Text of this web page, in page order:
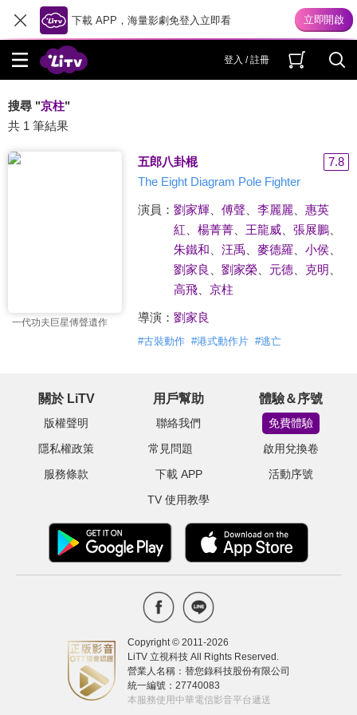
下載 APP，海量影劇免登入立即看
登入 / 註冊
搜尋 "京柱"
共 1 筆結果
一代功夫巨星傅聲遺作
五郎八卦棍
7.8
The Eight Diagram Pole Fighter
演員： 劉家輝、 傅聲、 李麗麗
惠英
紅
楊菁菁、 王龍威、 張展鵬、
朱鐵和
汪禹 麥德羅 小侯、
劉家良
劉家榮、 元德、 克明
高飛、 京柱
導演： 劉家良
#古裝動作 #港式動作片 #逃亡
關於 LiTV
版權聲明
隱私權政策
服務條款
用戶幫助
聯絡我們
常見問題
下載 APP
TV 使用教學
體驗＆序號
免費體驗
啟用兌換卷
活動序號
Copyright © 2011-2026
LiTV 立視科技 All Rights Reserved.
營業人名稱：替您錄科技股份有限公司
統一編號：27740083
本服務使用中華電信影音平台遞送